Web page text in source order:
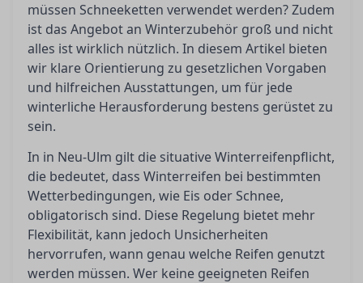
müssen Schneeketten verwendet werden? Zudem
ist das Angebot an Winterzubehör groß und nicht
alles ist wirklich nützlich. In diesem Artikel bieten
wir klare Orientierung zu gesetzlichen Vorgaben
und hilfreichen Ausstattungen, um für jede
winterliche Herausforderung bestens gerüstet zu
sein.
In in Neu-Ulm gilt die situative Winterreifenpflicht,
die bedeutet, dass Winterreifen bei bestimmten
Wetterbedingungen, wie Eis oder Schnee,
obligatorisch sind. Diese Regelung bietet mehr
Flexibilität, kann jedoch Unsicherheiten
hervorrufen, wann genau welche Reifen genutzt
werden müssen. Wer keine geeigneten Reifen